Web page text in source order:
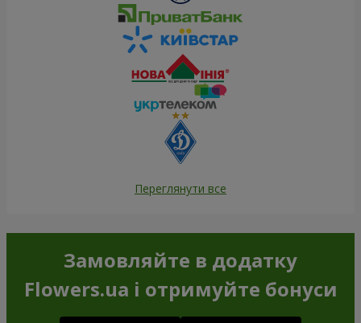
Переглянути все
Замовляйте в додатку
Flowers.ua і отримуйте бонуси